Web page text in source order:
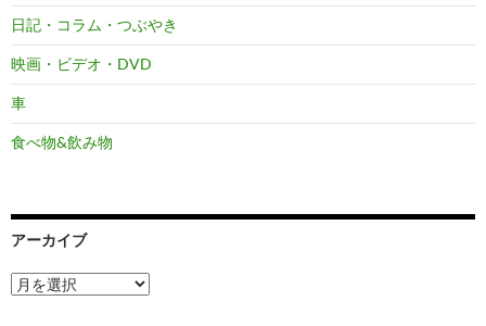
日記・コラム・つぶやき
映画・ビデオ・DVD
車
食べ物&飲み物
アーカイブ
ア
ー